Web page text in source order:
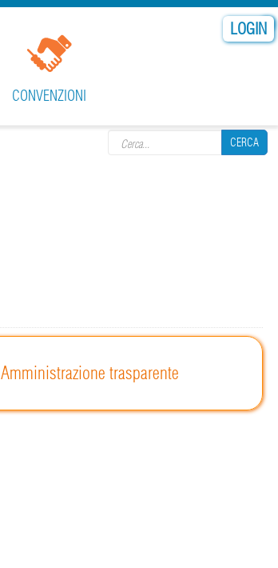
LOGIN
CERCA
CONVENZIONI
Amministrazione trasparente